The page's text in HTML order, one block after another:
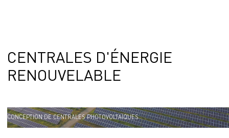
CENTRALES D'ÉNERGIE
RENOUVELABLE
PARC ÉOLIEN
CONCEPTION DE CENTRALES PHOTOVOLTAÏQUES